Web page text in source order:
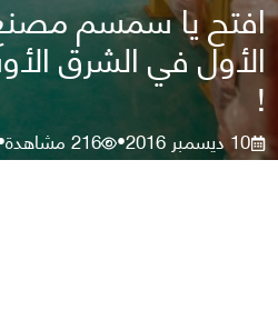
الأول في الشرق
!
10 ديسمبر 2016 •
216مشاهدة